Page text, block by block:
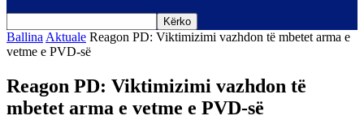
Ballina Aktuale Reagon PD: Viktimizimi vazhdon të mbetet arma e
vetme e PVD-së
Reagon PD: Viktimizimi vazhdon të
mbetet arma e vetme e PVD-së